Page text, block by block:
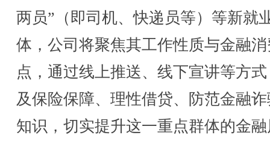
两员”（即司机、快递员等）等新就
体，公司将聚焦其工作性质与金融
点，通过线上推送、线下宣讲等方
及保险保障、理性借贷、防范金融
知识，切实提升这一重点群体的金